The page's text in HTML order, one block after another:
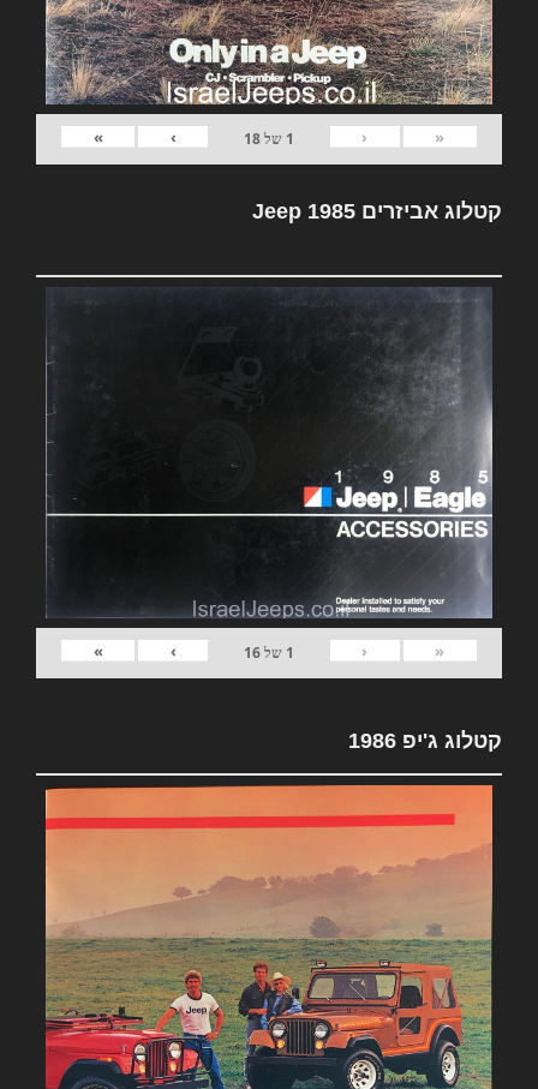
«
‹
1 של18
›
»
קטלוג אביזרים Jeep 1985
«
‹
1 של16
›
»
קטלוג ג'יפ 1986